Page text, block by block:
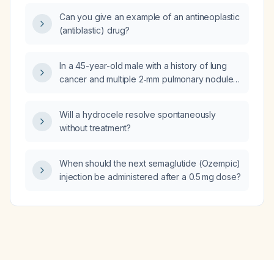
Can you give an example of an antineoplastic
(antiblastic) drug?
In a 45-year-old male with a history of lung
cancer and multiple 2‑mm pulmonary nodules
laboratory studies sufficient to rule out nodule
growth?
Will a hydrocele resolve spontaneously
without treatment?
When should the next semaglutide (Ozempic)
injection be administered after a 0.5 mg dose?